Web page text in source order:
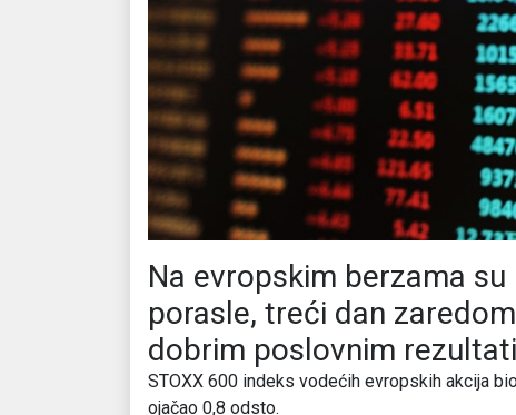
Na evropskim berzama
porasle, treći dan
dobrim poslovnim
STOXX 600 indeks vodećih evropskih akcija
ojačao 0,8 odsto.